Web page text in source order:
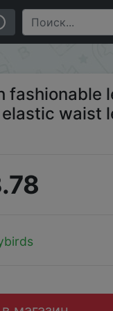
print shorts set
fashionable
waist